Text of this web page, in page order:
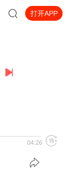
打开APP
04:26